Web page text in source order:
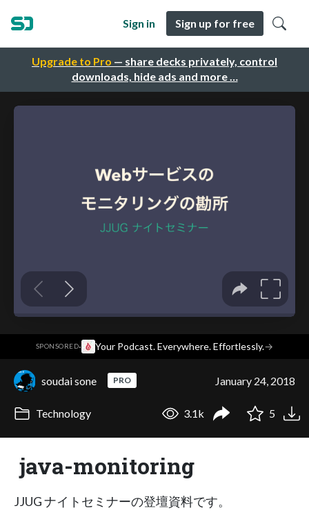
Upgrade to Pro — share decks privately, control
downloads, hide ads and more …
Sign in Sign up for free
SPONSORED· Your Podcast. Everywhere. Effortlessly.→
soudai sone PRO January 24, 2018
Technology 3.1k 5
java-monitoring
JJUG ナイトセミナーの登壇資料です。